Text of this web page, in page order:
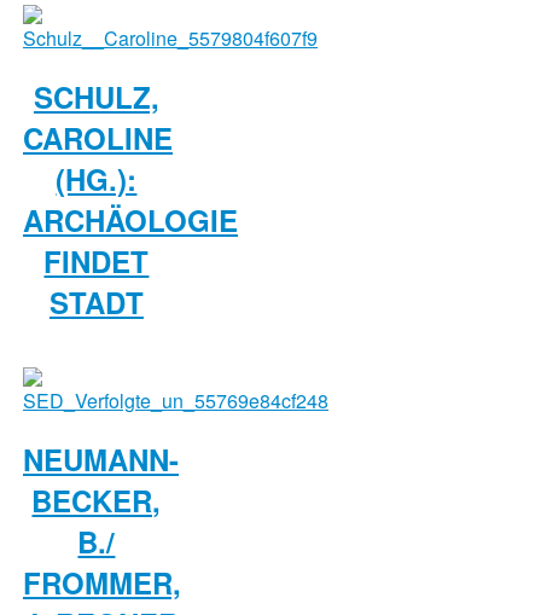
SCHULZ,
CAROLINE
(HG.):
ARCHÄOLOGIE
FINDET
STADT
NEUMANN-
BECKER,
B./
FROMMER,